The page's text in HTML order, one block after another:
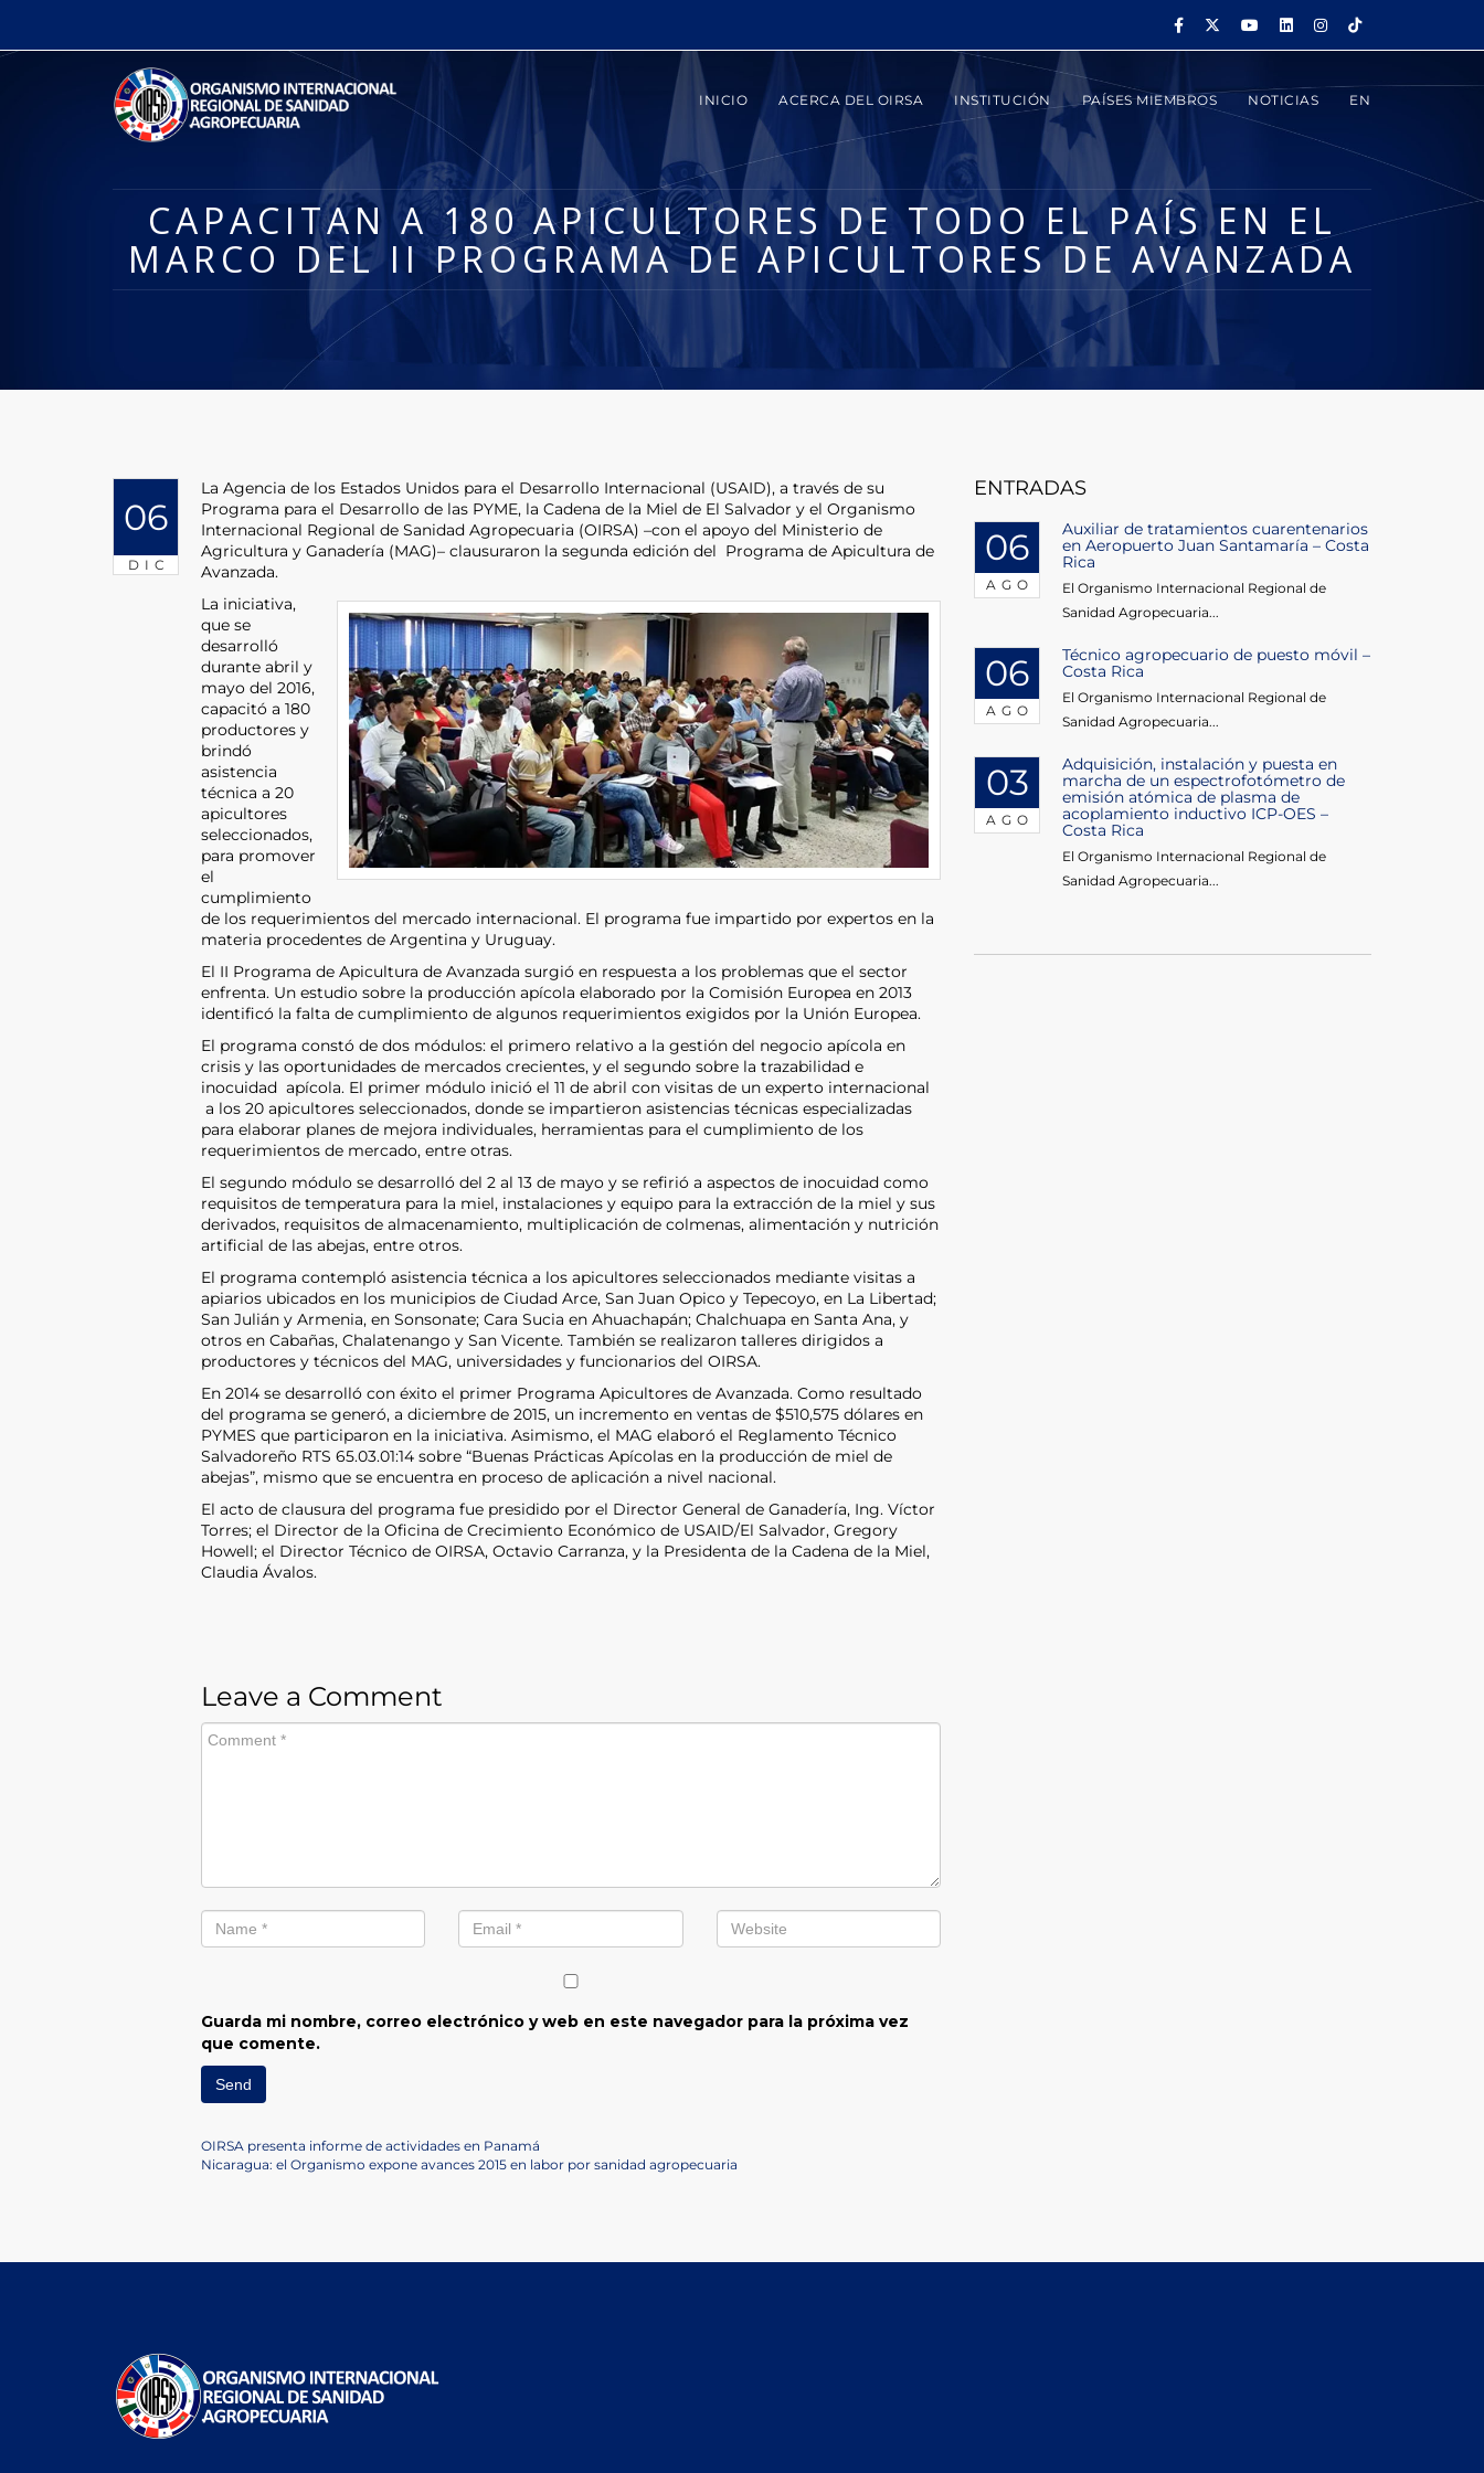
INICIO ACERCA DEL OIRSA INSTITUCIÓN PAÍSES MIEMBROS NOTICIAS EN
CAPACITAN A 180 APICULTORES DE TODO EL PAÍS EN EL
MARCO DEL II PROGRAMA DE APICULTORES DE AVANZADA
06
DIC
La Agencia de los Estados Unidos para el Desarrollo Internacional (USAID), a través de su
Programa para el Desarrollo de las PYME, la Cadena de la Miel de El Salvador y el Organismo
Internacional Regional de Sanidad Agropecuaria (OIRSA) –con el apoyo del Ministerio de
Agricultura y Ganadería (MAG)– clausuraron la segunda edición del Programa de Apicultura de
Avanzada.
La iniciativa,
que se
desarrolló
durante abril y
mayo del 2016,
capacitó a 180
productores y
brindó
asistencia
técnica a 20
apicultores
seleccionados,
para promover
el
cumplimiento
de los requerimientos del mercado internacional. El programa fue impartido por expertos en la
materia procedentes de Argentina y Uruguay.
El II Programa de Apicultura de Avanzada surgió en respuesta a los problemas que el sector
enfrenta. Un estudio sobre la producción apícola elaborado por la Comisión Europea en 2013
identificó la falta de cumplimiento de algunos requerimientos exigidos por la Unión Europea.
El programa constó de dos módulos: el primero relativo a la gestión del negocio apícola en
crisis y las oportunidades de mercados crecientes, y el segundo sobre la trazabilidad e
inocuidad apícola. El primer módulo inició el 11 de abril con visitas de un experto internacional
a los 20 apicultores seleccionados, donde se impartieron asistencias técnicas especializadas
para elaborar planes de mejora individuales, herramientas para el cumplimiento de los
requerimientos de mercado, entre otras.
El segundo módulo se desarrolló del 2 al 13 de mayo y se refirió a aspectos de inocuidad como
requisitos de temperatura para la miel, instalaciones y equipo para la extracción de la miel y sus
derivados, requisitos de almacenamiento, multiplicación de colmenas, alimentación y nutrición
artificial de las abejas, entre otros.
El programa contempló asistencia técnica a los apicultores seleccionados mediante visitas a
apiarios ubicados en los municipios de Ciudad Arce, San Juan Opico y Tepecoyo, en La Libertad;
San Julián y Armenia, en Sonsonate; Cara Sucia en Ahuachapán; Chalchuapa en Santa Ana, y
otros en Cabañas, Chalatenango y San Vicente. También se realizaron talleres dirigidos a
productores y técnicos del MAG, universidades y funcionarios del OIRSA.
En 2014 se desarrolló con éxito el primer Programa Apicultores de Avanzada. Como resultado
del programa se generó, a diciembre de 2015, un incremento en ventas de $510,575 dólares en
PYMES que participaron en la iniciativa. Asimismo, el MAG elaboró el Reglamento Técnico
Salvadoreño RTS 65.03.01:14 sobre “Buenas Prácticas Apícolas en la producción de miel de
abejas”, mismo que se encuentra en proceso de aplicación a nivel nacional.
El acto de clausura del programa fue presidido por el Director General de Ganadería, Ing. Víctor
Torres; el Director de la Oficina de Crecimiento Económico de USAID/El Salvador, Gregory
Howell; el Director Técnico de OIRSA, Octavio Carranza, y la Presidenta de la Cadena de la Miel,
Claudia Ávalos.
Leave a Comment
Guarda mi nombre, correo electrónico y web en este navegador para la próxima vez
que comente.
Navegación
Previous
Post
OIRSA presenta informe de actividades en Panamá
Next
Nicaragua: el Organismo expone avances 2015 en labor por sanidad agropecuaria
ENTRADAS
06
AGO
Auxiliar de tratamientos cuarentenarios
en Aeropuerto Juan Santamaría – Costa
Rica
El Organismo Internacional Regional de
Sanidad Agropecuaria...
06
AGO
Técnico agropecuario de puesto móvil –
Costa Rica
El Organismo Internacional Regional de
Sanidad Agropecuaria...
03
AGO
Adquisición, instalación y puesta en
marcha de un espectrofotómetro de
emisión atómica de plasma de
acoplamiento inductivo ICP-OES –
Costa Rica
El Organismo Internacional Regional de
Sanidad Agropecuaria...